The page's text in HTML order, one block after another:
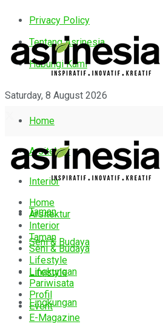
Privacy Policy
Tentang Asrinesia
Hubungi Kami
Saturday, 8 August 2026
Home
Arsitektur
Interior
Taman
Seni & Budaya
Lifestyle
Lingkungan
Home
Arsitektur
Interior
Taman
Seni & Budaya
Lifestyle
Lingkungan
Pariwisata
Profil
Event
E-Magazine